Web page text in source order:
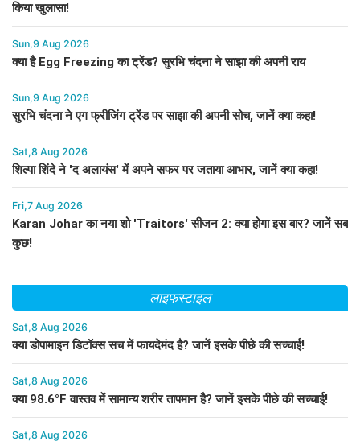
किया खुलासा!
Sun,9 Aug 2026
क्या है Egg Freezing का ट्रेंड? सुरभि चंदना ने साझा की अपनी राय
Sun,9 Aug 2026
सुरभि चंदना ने एग फ्रीजिंग ट्रेंड पर साझा की अपनी सोच, जानें क्या कहा!
Sat,8 Aug 2026
शिल्पा शिंदे ने 'द अलायंस' में अपने सफर पर जताया आभार, जानें क्या कहा!
Fri,7 Aug 2026
Karan Johar का नया शो 'Traitors' सीजन 2: क्या होगा इस बार? जानें सब
कुछ!
लाइफस्टाइल
Sat,8 Aug 2026
क्या डोपामाइन डिटॉक्स सच में फायदेमंद है? जानें इसके पीछे की सच्चाई!
Sat,8 Aug 2026
क्या 98.6°F वास्तव में सामान्य शरीर तापमान है? जानें इसके पीछे की सच्चाई!
Sat,8 Aug 2026